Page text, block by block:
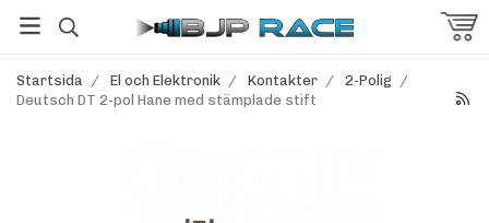
Startsida / El och Elektronik / Kontakter / 2-Polig /
Deutsch DT 2-pol Hane med stämplade stift